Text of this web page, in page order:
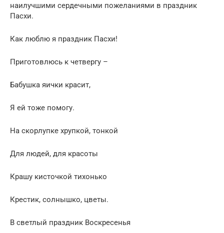
наилучшими сердечными пожеланиями в праздник
Пасхи.
Как люблю я праздник Пасхи!
Приготовлюсь к четвергу –
Бабушка яички красит,
Я ей тоже помогу.
На скорлупке хрупкой, тонкой
Для людей, для красоты
Крашу кисточкой тихонько
Крестик, солнышко, цветы.
В светлый праздник Воскресенья